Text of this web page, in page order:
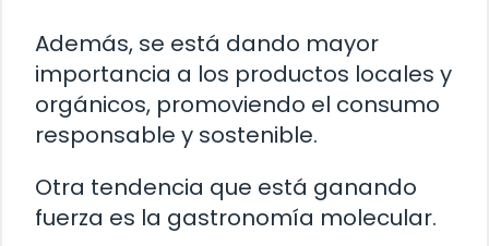
Además, se está dando mayor
importancia a los productos locales y
orgánicos, promoviendo el consumo
responsable y sostenible.
Otra tendencia que está ganando
fuerza es la gastronomía molecular.